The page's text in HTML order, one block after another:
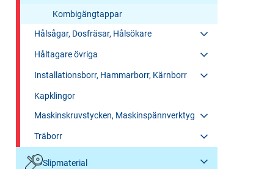
Kombigängtappar
Hålsågar, Dosfräsar, Hålsökare
Håltagare övriga
Installationsborr, Hammarborr, Kärnborr
Kapklingor
Maskinskruvstycken, Maskinspännverktyg
Träborr
Slipmaterial